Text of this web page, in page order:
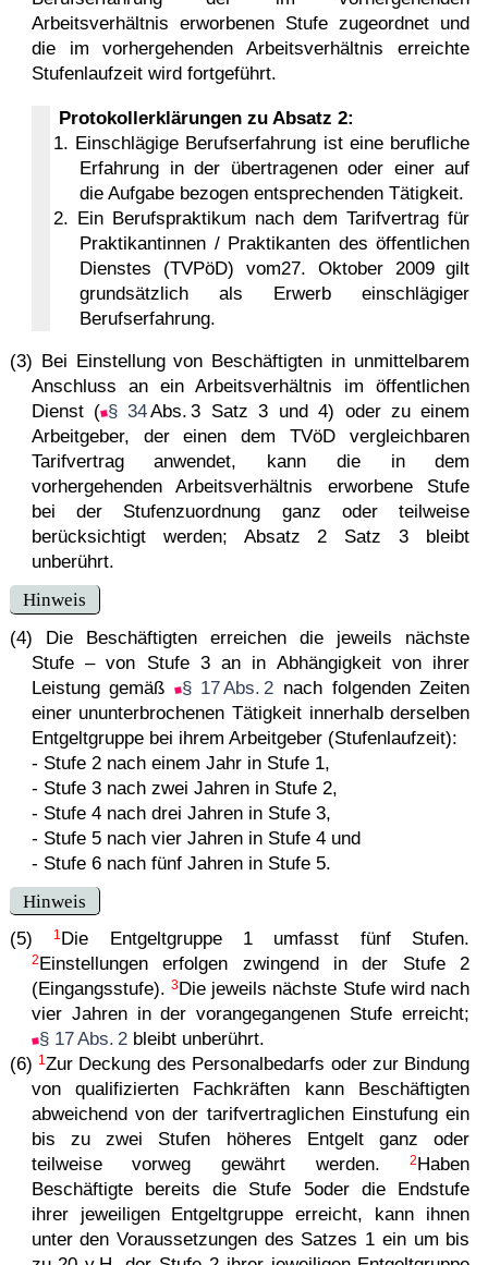
Arbeitsverhältnis erworbenen Stufe zugeordnet und
die im vorhergehenden Arbeitsverhältnis erreichte
Stufenlaufzeit wird fortgeführt.
Protokollerklärungen zu Absatz 2:
1. Einschlägige Berufserfahrung ist eine berufliche
Erfahrung in der übertragenen oder einer auf
die Aufgabe bezogen entsprechenden Tätigkeit.
2. Ein Berufspraktikum nach dem Tarifvertrag für
Praktikantinnen / Praktikanten des öffentlichen
Dienstes (TVPöD) vom27. Oktober 2009 gilt
grundsätzlich als Erwerb einschlägiger
Berufserfahrung.
(3) Bei Einstellung von Beschäftigten in unmittelbarem
Anschluss an ein Arbeitsverhältnis im öffentlichen
Dienst ( § 34Abs. 3 Satz 3 und 4) oder zu einem
Arbeitgeber, der einen dem TVöD vergleichbaren
Tarifvertrag anwendet, kann die in dem
vorhergehenden Arbeitsverhältnis erworbene Stufe
bei der Stufenzuordnung ganz oder teilweise
berücksichtigt werden; Absatz 2 Satz 3 bleibt
unberührt.
Hinweis
(4) Die Beschäftigten erreichen die jeweils nächste
Stufe – von Stufe 3 an in Abhängigkeit von ihrer
Leistung gemäß
§ 17 Abs. 2 nach folgenden Zeiten
einer ununterbrochenen Tätigkeit innerhalb derselben
Entgeltgruppe bei ihrem Arbeitgeber (Stufenlaufzeit):
- Stufe 2 nach einem Jahr in Stufe 1,
- Stufe 3 nach zwei Jahren in Stufe 2,
- Stufe 4 nach drei Jahren in Stufe 3,
- Stufe 5 nach vier Jahren in Stufe 4 und
- Stufe 6 nach fünf Jahren in Stufe 5.
Hinweis
(5)
1 Die Entgeltgruppe 1 umfasst fünf Stufen.
2 Einstellungen erfolgen zwingend in der Stufe 2
(Eingangsstufe). 3Die jeweils nächste Stufe wird nach
vier Jahren in der vorangegangenen Stufe erreicht;
§ 17 Abs. 2bleibt unberührt.
(6) 1 Zur Deckung des Personalbedarfs oder zur Bindung
von qualifizierten Fachkräften kann Beschäftigten
abweichend von der tarifvertraglichen Einstufung ein
bis zu zwei Stufen höheres Entgelt ganz oder
teilweise vorweg gewährt werden.2 Haben
Beschäftigte bereits die Stufe 5oder die Endstufe
ihrer jeweiligen Entgeltgruppe erreicht, kann ihnen
unter den Voraussetzungen des Satzes 1 ein um bis